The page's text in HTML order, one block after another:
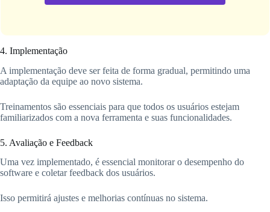
4. Implementação
A implementação deve ser feita de forma gradual, permitindo uma
adaptação da equipe ao novo sistema.
Treinamentos são essenciais para que todos os usuários estejam
familiarizados com a nova ferramenta e suas funcionalidades.
5. Avaliação e Feedback
Uma vez implementado, é essencial monitorar o desempenho do
software e coletar feedback dos usuários.
Isso permitirá ajustes e melhorias contínuas no sistema.